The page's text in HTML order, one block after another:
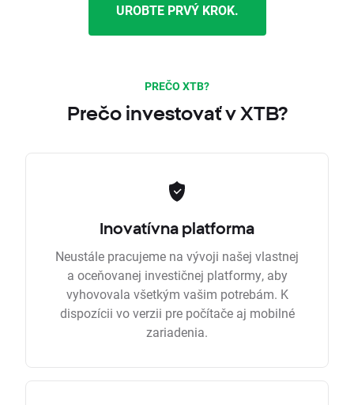
UROBTE PRVÝ KROK.
PREČO XTB?
Prečo investovať v XTB?
Inovatívna platforma
Neustále pracujeme na vývoji našej vlastnej
a oceňovanej investičnej platformy, aby
vyhovovala všetkým vašim potrebám. K
dispozícii vo verzii pre počítače aj mobilné
zariadenia.